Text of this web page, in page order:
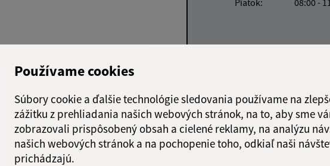
Používame cookies
Súbory cookie a ďalšie technológie sledovania používame na
zážitku z prehliadania našich webových stránok, na to, aby sme
zobrazovali prispôsobený obsah a cielené reklamy, na analýzu
našich webových stránok a na pochopenie toho, odkiaľ naši
prichádzajú.
Odoslať správu
Piatok:
08:00 -